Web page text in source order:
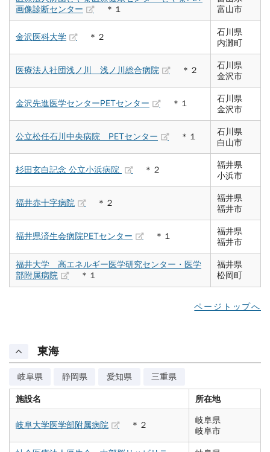
画像診断センター
＊１
富山市
金沢医科大学 ＊２
石川県
内灘町
医療法人社団浅ノ川 浅ノ川総合病院 ＊２
石川県
金沢市
金沢先進医学センターPETセンター ＊１
石川県
金沢市
公立松任石川中央病院 PETセンター ＊１
石川県
白山市
杉田玄白記念 公立小浜病院 ＊２
福井県
小浜市
福井赤十字病院 ＊２
福井県
福井市
福井県済生会病院PETセンター ＊１
福井県
福井市
福井大学 高エネルギー医学研究センター・医学
部附属病院
＊１
福井県
松岡町
ページトップへ
東海
岐阜県 静岡県 愛知県 三重県
施設名 所在地
岐阜大学医学部附属病院 ＊２
岐阜県
岐阜市